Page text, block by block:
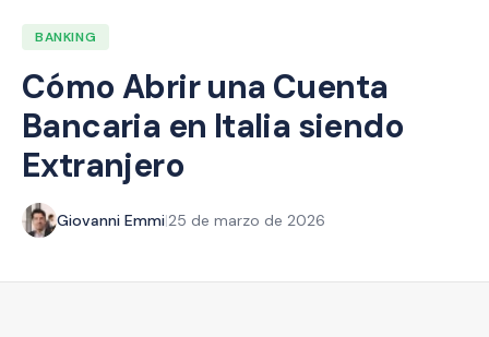
BANKING
Cómo Abrir una Cuenta
Bancaria en Italia siendo
Extranjero
Giovanni Emmi|25 de marzo de 2026